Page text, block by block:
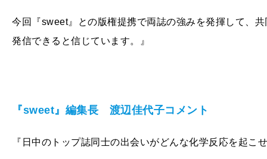
今回『sweet』との版権提携で両誌の強みを発揮して、
発信できると信じています。』
『sweet』編集長 渡辺佳代子コメント
『日中のトップ誌同士の出会いがどんな化学反応を起こ